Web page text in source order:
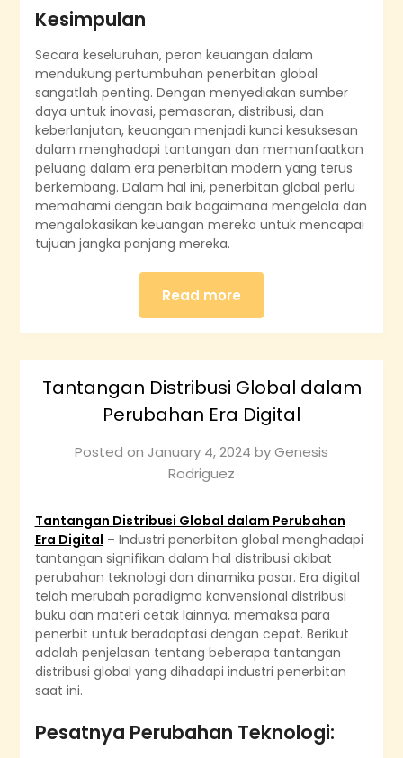
Kesimpulan
Secara keseluruhan, peran keuangan dalam
mendukung pertumbuhan penerbitan global
sangatlah penting. Dengan menyediakan sumber
daya untuk inovasi, pemasaran, distribusi, dan
keberlanjutan, keuangan menjadi kunci kesuksesan
dalam menghadapi tantangan dan memanfaatkan
peluang dalam era penerbitan modern yang terus
berkembang. Dalam hal ini, penerbitan global perlu
memahami dengan baik bagaimana mengelola dan
mengalokasikan keuangan mereka untuk mencapai
tujuan jangka panjang mereka.
Read more
Tantangan Distribusi Global dalam
Perubahan Era Digital
Posted on January 4, 2024 byGenesis
Rodriguez
Tantangan Distribusi Global dalam Perubahan
Era Digital – Industri penerbitan global menghadapi
tantangan signifikan dalam hal distribusi akibat
perubahan teknologi dan dinamika pasar. Era digital
telah merubah paradigma konvensional distribusi
buku dan materi cetak lainnya, memaksa para
penerbit untuk beradaptasi dengan cepat. Berikut
adalah penjelasan tentang beberapa tantangan
distribusi global yang dihadapi industri penerbitan
saat ini.
Pesatnya Perubahan Teknologi: